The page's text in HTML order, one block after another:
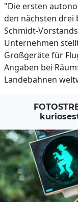
"Die ersten
den nächsten drei
Schmidt-
Unternehmen
Großgeräte für
Angaben bei
Landebahnen